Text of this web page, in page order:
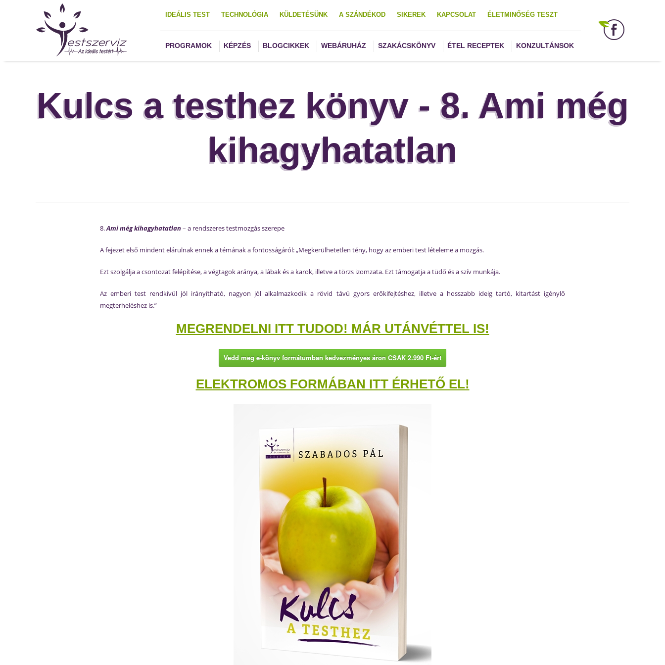
IDEÁLIS TEST TECHNOLÓGIA KÜLDETÉSÜNK A SZÁNDÉKOD SIKEREK KAPCSOLAT ÉLETMINŐSÉG TESZT
PROGRAMOK KÉPZÉS BLOGCIKKEK WEBÁRUHÁZ SZAKÁCSKÖNYV ÉTEL RECEPTEK KONZULTÁNSOK
Kulcs a testhez könyv - 8. Ami még
kihagyhatatlan
8.Ami még kihagyhatatlan– a rendszeres testmozgás szerepe
A fejezet első mindent elárulnak ennek a témának a fontosságáról: „Megkerülhetetlen tény, hogy az emberi test lételeme a mozgás.
Ezt szolgálja a csontozat felépítése, a végtagok aránya, a lábak és a karok, illetve a törzs izomzata. Ezt támogatja a tüdő és a szív munkája.
Az emberi test rendkívül jól irányítható, nagyon jól alkalmazkodik a rövid távú gyors erőkifejtéshez, illetve a hosszabb ideig tartó, kitartást igénylő
megterheléshez is.”
MEGRENDELNI ITT TUDOD! MÁR UTÁNVÉTTEL IS!
Vedd meg e-könyv formátumban kedvezményes áron CSAK 2.990 Ft-ért
ELEKTROMOS FORMÁBAN ITT ÉRHETŐ EL!